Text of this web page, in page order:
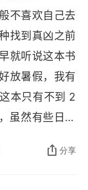
不喜欢自己去
找到真凶之前
就听说这本书
放暑假，我有
本只有不到 2
虽然有些日本
强的文化不兼
分享